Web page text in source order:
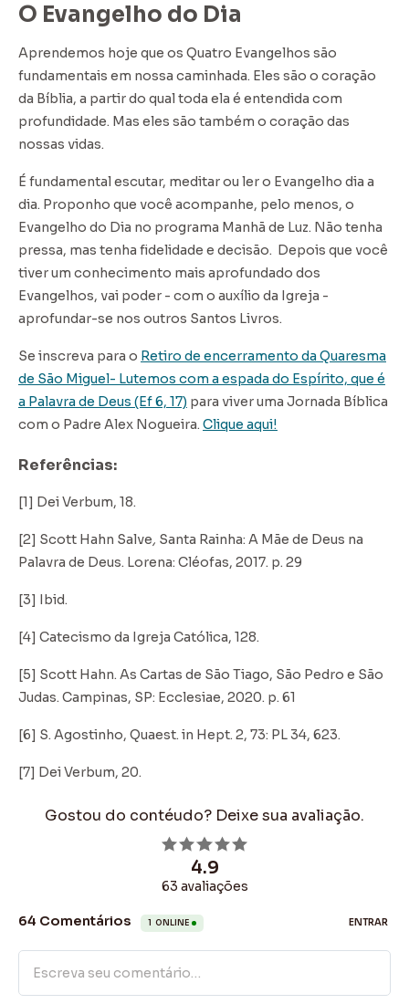
O Evangelho do Dia
Aprendemos hoje que os Quatro Evangelhos são
fundamentais em nossa caminhada. Eles são o coração
da Bíblia, a partir do qual toda ela é entendida com
profundidade. Mas eles são também o coração das
nossas vidas.
É fundamental escutar, meditar ou ler o Evangelho dia a
dia. Proponho que você acompanhe, pelo menos, o
Evangelho do Dia no programa Manhã de Luz. Não tenha
pressa, mas tenha fidelidade e decisão. Depois que você
tiver um conhecimento mais aprofundado dos
Evangelhos, vai poder - com o auxílio da Igreja -
aprofundar-se nos outros Santos Livros.
Se inscreva para o Retiro de encerramento da Quaresma
de São Miguel- Lutemos com a espada do Espírito, que é
a Palavra de Deus (Ef 6, 17) para viver uma Jornada Bíblica
com o Padre Alex Nogueira. Clique aqui!
Referências:
[1] Dei Verbum, 18.
[2] Scott Hahn Salve, Santa Rainha: A Mãe de Deus na
Palavra de Deus. Lorena: Cléofas, 2017. p. 29
[3] Ibid.
[4] Catecismo da Igreja Católica, 128.
[5] Scott Hahn. As Cartas de São Tiago, São Pedro e São
Judas. Campinas, SP: Ecclesiae, 2020. p. 61
[6] S. Agostinho, Quaest. in Hept. 2, 73: PL 34, 623.
[7] Dei Verbum, 20.